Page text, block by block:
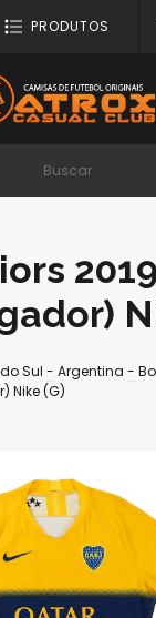
PRODUTOS
Sul - Argentina -
Nike (G)